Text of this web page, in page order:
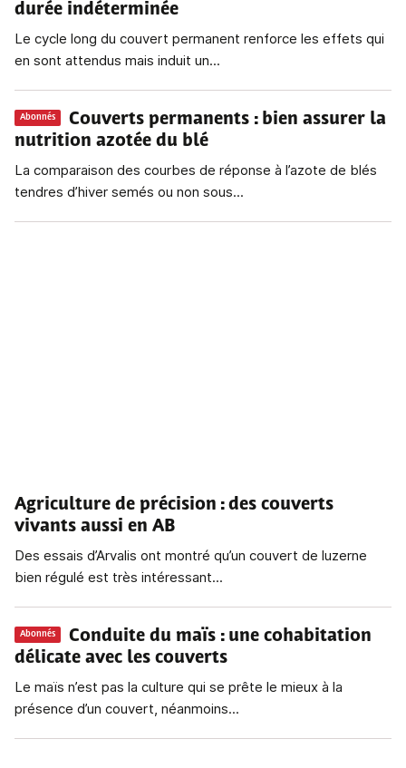
durée indéterminée
Le cycle long du couvert permanent renforce les effets qui
en sont attendus mais induit un...
Abonnés Couverts permanents : bien assurer la
nutrition azotée du blé
La comparaison des courbes de réponse à l’azote de blés
tendres d’hiver semés ou non sous...
Agriculture de précision : des couverts
vivants aussi en AB
Des essais d’Arvalis ont montré qu’un couvert de luzerne
bien régulé est très intéressant...
Abonnés Conduite du maïs : une cohabitation
délicate avec les couverts
Le maïs n’est pas la culture qui se prête le mieux à la
présence d’un couvert, néanmoins...